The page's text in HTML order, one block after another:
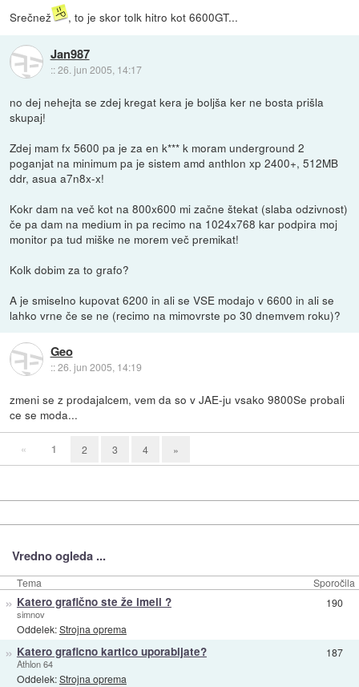
Srečnež , to je skor tolk hitro kot 6600GT...
Jan987
::26. jun 2005, 14:17
no dej nehejta se zdej kregat kera je boljša ker ne bosta prišla
skupaj!
Zdej mam fx 5600 pa je za en k*** k moram underground 2
poganjat na minimum pa je sistem amd anthlon xp 2400+, 512MB
ddr, asua a7n8x-x!
Kokr dam na več kot na 800x600 mi začne štekat (slaba odzivnost)
če pa dam na medium in pa recimo na 1024x768 kar podpira moj
monitor pa tud miške ne morem več premikat!
Kolk dobim za to grafo?
A je smiselno kupovat 6200 in ali se VSE modajo v 6600 in ali se
lahko vrne če se ne (recimo na mimovrste po 30 dnemvem roku)?
Geo
::26. jun 2005, 14:19
zmeni se z prodajalcem, vem da so v JAE-ju vsako 9800Se probali
ce se moda...
« 1 2 3 4 »
Vredno ogleda ...
Tema Sporočila
» Katero grafično ste že imeli ?
simnov
Oddelek:Strojna oprema
190
» Katero graficno kartico uporabljate?
Athlon 64
Oddelek:Strojna oprema
187